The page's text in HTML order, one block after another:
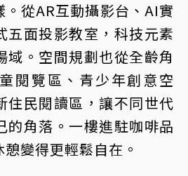
從AR互動攝影台、AI實
五面投影教室，科技元素
域。空間規劃也從全齡角
閱覽區、青少年創意空
住民閱讀區，讓不同世代
的角落。一樓進駐咖啡品
變得更輕鬆自在。